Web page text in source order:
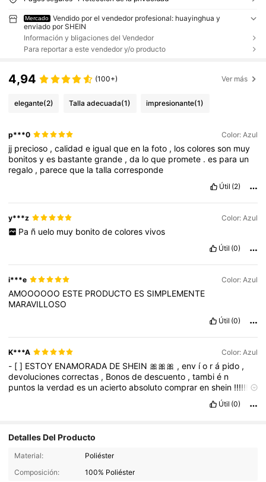
Mercado
Vendido por el vendedor profesional: huayinghua y
enviado por SHEIN
Información y bligaciones del Vendedor
Para reportar a este vendedor y/o producto
4,94 (100+) Ver más
elegante(2) Talla adecuada(1) impresionante(1)
p***0 Color: Azul
jj precioso ,calidade igualqueen lafoto , loscoloresson muy
bonitosyes bastantegrande ,da loque promete .es para un
regalo , pareceque latallacorresponde
Útil (2)
y***z Color: Azul
Pa ñ uelo muy bonito de colores vivos
Útil (0)
i***e Color: Azul
AMOOOOOO ESTE PRODUCTO ES SIMPLEMENTE
MARAVILLOSO
Útil (0)
K***A Color: Azul
- [] ESTOY ENAMORADA DE SHEIN 🎀🎀🎀 ,env ío rá pido ,
devolucionescorrectas , Bonosdedescuento ,tambié n
puntos laverdades unaciertoabsolutocomprarenshein !!!!!!
es
todoesun
favorchicas!!!Puntos
chicas !!!
Útil (0)
Detalles Del Producto
Material:
Poliéster
Composición:
100% Poliéster